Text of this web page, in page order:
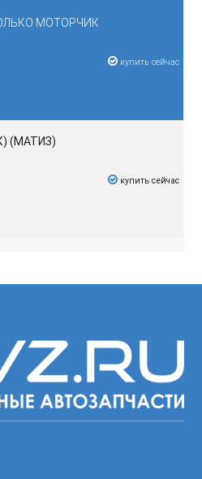
МОТОРЧИК
купить сейчас
(МАТИЗ)
купить сейчас